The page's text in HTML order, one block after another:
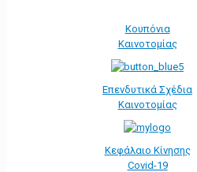
Κουπόνια
Καινοτομίας
Επενδυτικά Σχέδια
Καινοτομίας
Κεφάλαιο Κίνησης
Covid-19